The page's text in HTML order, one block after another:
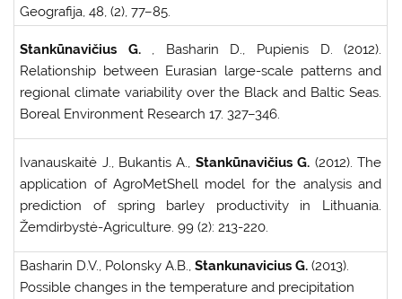
Geografija, 48, (2), 77–85.
Stankūnavičius G., Basharin D., Pupienis D. (2012).
Relationship between Eurasian large-scale patterns and
regional climate variability over the Black and Baltic Seas.
Boreal Environment Research 17. 327–346.
Ivanauskaitė J., Bukantis A., Stankūnavičius G. (2012). The
application of AgroMetShell model for the analysis and
prediction of spring barley productivity in Lithuania.
Žemdirbystė-Agriculture. 99 (2): 213-220.
Basharin D.V., Polonsky A.B.,Stankunavicius G.(2013).
Possible changes in the temperature and precipitation